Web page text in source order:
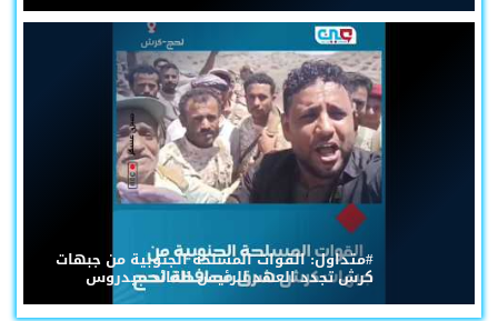
#متداول: القوات المسلحة الجنوبية من جبهات
كرش تجدد العهد للرئيس القائد عيدروس